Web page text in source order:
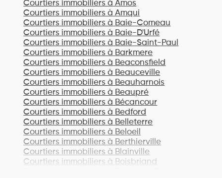
Courtiers immobiliers à Amos
Courtiers immobiliers à Amqui
Courtiers immobiliers à Baie-Comeau
Courtiers immobiliers à Baie-D'Urfé
Courtiers immobiliers à Baie-Saint-Paul
Courtiers immobiliers à Barkmere
Courtiers immobiliers à Beaconsfield
Courtiers immobiliers à Beauceville
Courtiers immobiliers à Beauharnois
Courtiers immobiliers à Beaupré
Courtiers immobiliers à Bécancour
Courtiers immobiliers à Bedford
Courtiers immobiliers à Belleterre
Courtiers immobiliers à Beloeil
Courtiers immobiliers à Berthierville
Courtiers immobiliers à Blainville
Courtiers immobiliers à Boisbriand